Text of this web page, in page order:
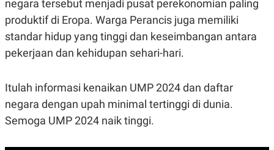
negara tersebut menjadi pusat perekonomian paling
produktif di Eropa. Warga Perancis juga memiliki
standar hidup yang tinggi dan keseimbangan antara
pekerjaan dan kehidupan sehari-hari.
Itulah informasi kenaikan UMP 2024 dan daftar
negara dengan upah minimal tertinggi di dunia.
Semoga UMP 2024 naik tinggi.